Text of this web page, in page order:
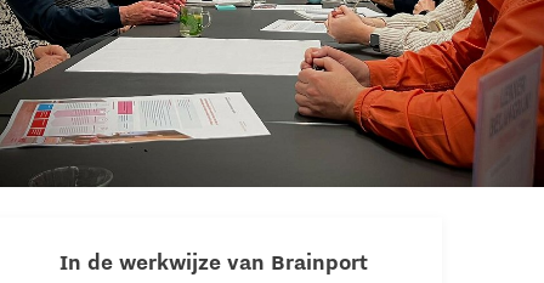
In de werkwijze van Brainport